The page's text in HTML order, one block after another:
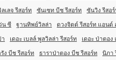
เลจ รีสอร์ท ซันเซท บีช รีสอร์ท ซันวิง รีสอ
น ซี ฐานทิพย์วิลล่า ดวงจิตต์ รีสอร์ท แอนด์
า เดอะ เบลล์ พูลวิลล่า รีสอร์ท เดอะ ป่าตอง
ง บีช รีสอร์ท ธาราป่าตอง บีช รีสอร์ท นิภา